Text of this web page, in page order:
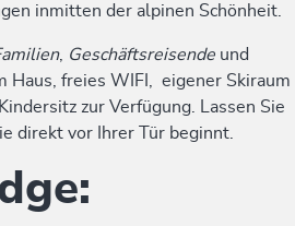
inmitten der alpinen Schönheit.
, Geschäftsreisende und
Haus, freies WIFI, eigener Skiraum
zur Verfügung. Lassen Sie
direkt vor Ihrer Tür beginnt.